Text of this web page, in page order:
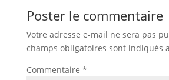
Poster le commentaire
Votre adresse e-mail ne sera pas
champs obligatoires sont indiqués
Commentaire *